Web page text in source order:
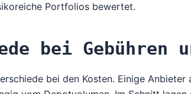
Portfolios bewertet.
bei Gebühren
bei den Kosten. Einige